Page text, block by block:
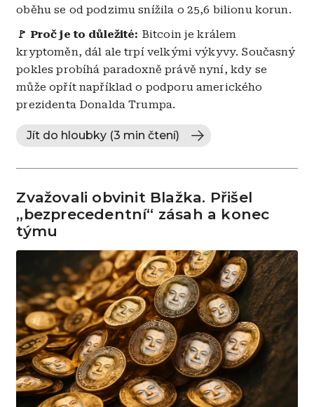
oběhu se od podzimu snížila o 25,6 bilionu korun.
🚩 Proč je to důležité: Bitcoin je králem
kryptoměn, dál ale trpí velkými výkyvy. Současný
pokles probíhá paradoxně právě nyní, kdy se
může opřít například o podporu amerického
prezidenta Donalda Trumpa.
Jít do hloubky (3 min čtení)
Zvažovali obvinit Blažka. Přišel
„bezprecedentní“ zásah a konec
týmu